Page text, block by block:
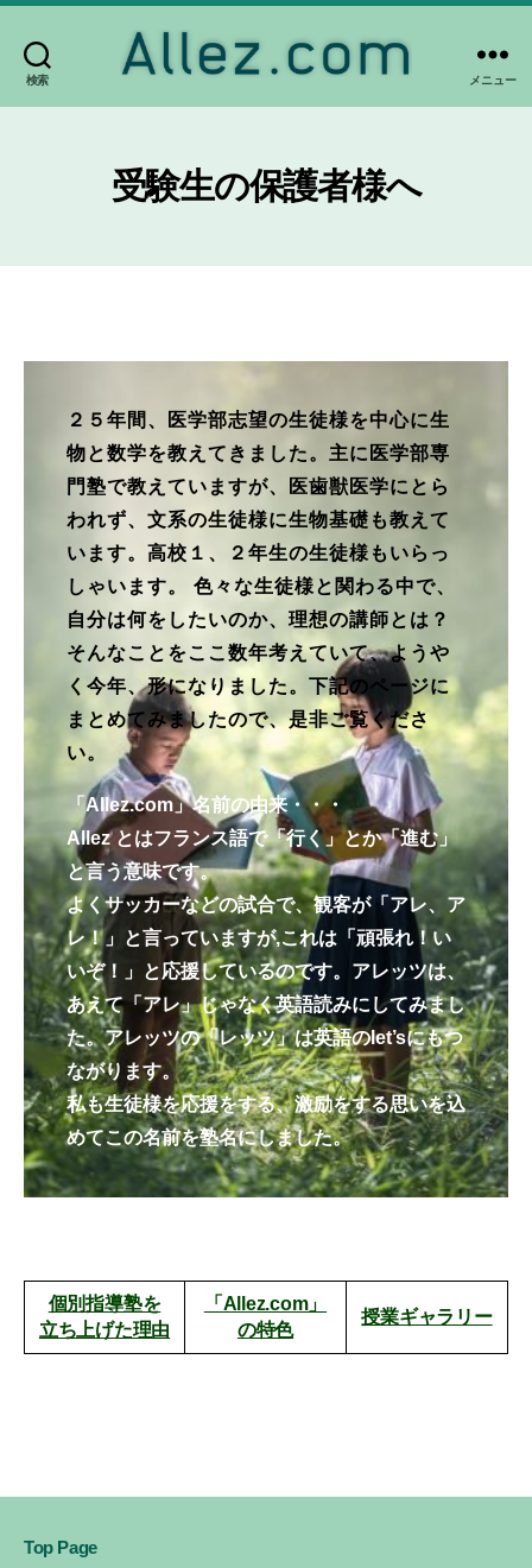
検索 メニュー
受験生の保護者様へ
２５年間、医学部志望の生徒様を中心に生
物と数学を教えてきました。主に医学部専
門塾で教えていますが、医歯獣医学にとら
われず、文系の生徒様に生物基礎も教えて
います。高校１、２年生の生徒様もいらっ
しゃいます。 色々な生徒様と関わる中で、
自分は何をしたいのか、理想の講師とは？
そんなことをここ数年考えていて、ようや
く今年、形になりました。下記のページに
まとめてみましたので、是非ご覧くださ
い。
「Allez.com」名前の由来・・・
Allez とはフランス語で「行く」とか「進む」
と言う意味です。
よくサッカーなどの試合で、観客が「アレ、ア
レ！」と言っていますが,これは「頑張れ！い
いぞ！」と応援しているのです。アレッツは、
あえて「アレ」じゃなく英語読みにしてみまし
た。アレッツの「レッツ」は英語のlet’sにもつ
ながります。
私も生徒様を応援をする、激励をする思いを込
めてこの名前を塾名にしました。
個別指導塾を
立ち上げた理由
「Allez.com」
の特色
授業ギャラリー
Top Page